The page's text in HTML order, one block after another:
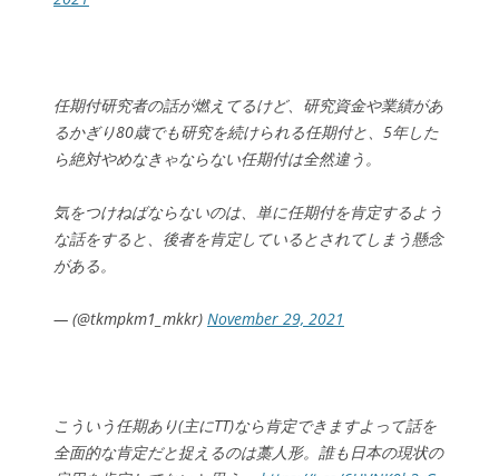
任期付研究者の話が燃えてるけど、研究資金や業績があ
るかぎり80歳でも研究を続けられる任期付と、5年した
ら絶対やめなきゃならない任期付は全然違う。
気をつけねばならないのは、単に任期付を肯定するよう
な話をすると、後者を肯定しているとされてしまう懸念
がある。
— (@tkmpkm1_mkkr) November 29, 2021
こういう任期あり(主にTT)なら肯定できますよって話を
全面的な肯定だと捉えるのは藁人形。誰も日本の現状の